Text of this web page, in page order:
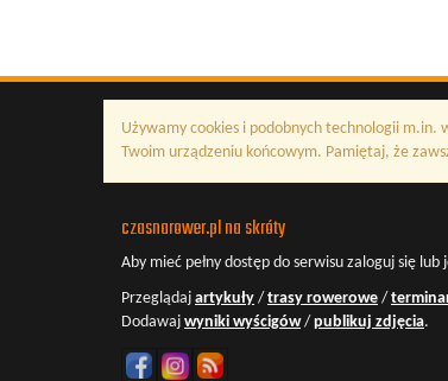
Używamy cookies i podobnych technologii m.in.
Twoim urządzeniu końcowym. Pamiętaj, że
czasnarower.pl na skróty
Aby mieć pełny dostęp do serwisu zaloguj się lub
Przeglądaj artykuły / trasy rowerowe /
Dodawaj wyniki wyścigów/ publikuj zdjęcia.